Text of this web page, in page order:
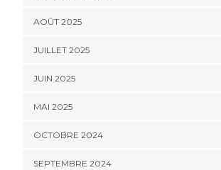
AOÛT 2025
JUILLET 2025
JUIN 2025
MAI 2025
OCTOBRE 2024
SEPTEMBRE 2024